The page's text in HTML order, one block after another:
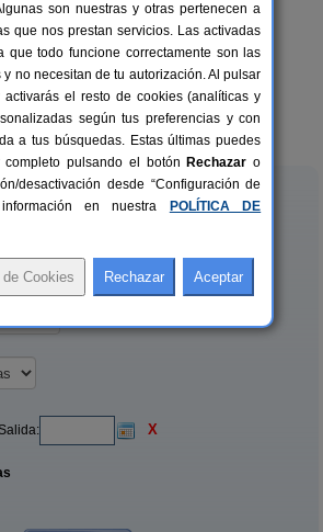
14 pers.
desde35 €
Nido del Mirlo
(Soria)
X
son nuestras y otras pertenecen a
que nos prestan servicios. Las activadas
que todo funcione correctamente son las
no necesitan de tu autorización. Al pulsar
activarás el resto de cookies (analíticas y
según tus preferencias y con
a tus búsquedas. Estas últimas puedes
completo pulsando el botón Rechazar o
desactivación desde “Configuración de
en nuestra
POLÍTICA DE